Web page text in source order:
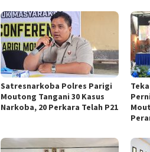
Satresnarkoba Polres Parigi
Moutong Tangani 30 Kasus
Narkoba, 20 Perkara Telah P21